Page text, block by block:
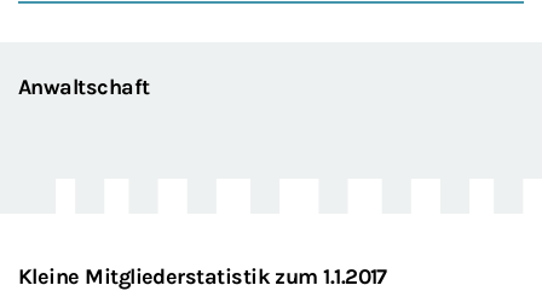
Anwaltschaft
Kleine Mitgliederstatistik zum 1.1.2017